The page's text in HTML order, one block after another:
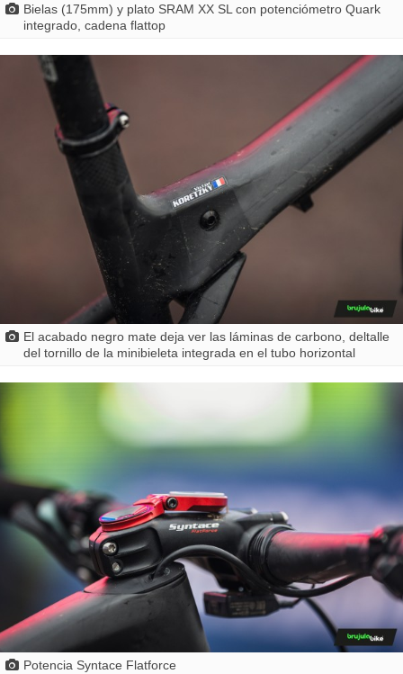
Bielas (175mm) y plato SRAM XX SL con potenciómetro Quark
integrado, cadena flattop
El acabado negro mate deja ver las láminas de carbono, deltalle
del tornillo de la minibieleta integrada en el tubo horizontal
Potencia Syntace Flatforce